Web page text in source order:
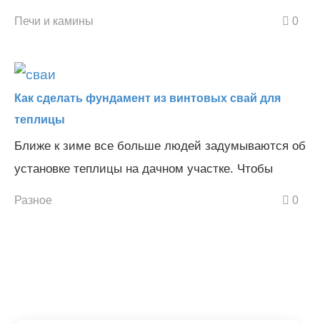
Печи и камины 0
Как сделать фундамент из винтовых свай для
теплицы
Ближе к зиме все больше людей задумываются об
установке теплицы на дачном участке. Чтобы
Разное 0